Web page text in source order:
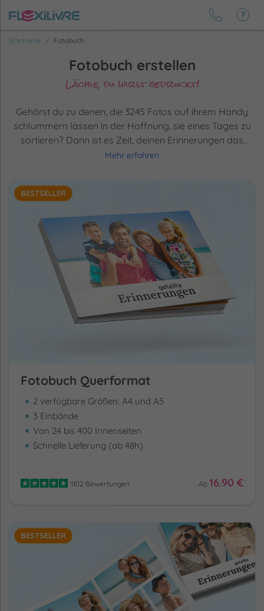
Startseite Fotobuch
Fotobuch erstellen
Lächle, du wirst gedruckt!
Gehörst du zu denen, die 3245 Fotos auf ihrem Handy
schlummern lassen in der Hoffnung, sie eines Tages zu
sortieren? Dann ist es Zeit, deinen Erinnerungen das
Leben zu geben, das sie verdienen (und nebenbei etwas
dasFotobuchformat
Prise Spaß und eine große Portion Emotionen hinzu, und
deine Lieblingsfotoswandern von der Cloud
in dein Wohnzimmer!
Mehr erfahren
BESTSELLER
Fotobuch Querformat
2 verfügbare Größen: A4 und A5
3 Einbände
Von 24 bis 400 Innenseiten
Schnelle Lieferung (ab 48h)
1102 Bewertungen Ab 16.90 €
BESTSELLER